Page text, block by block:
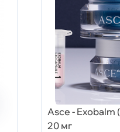
Asce -
20 мг